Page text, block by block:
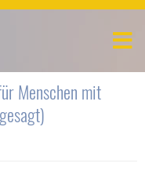
Menschen mit